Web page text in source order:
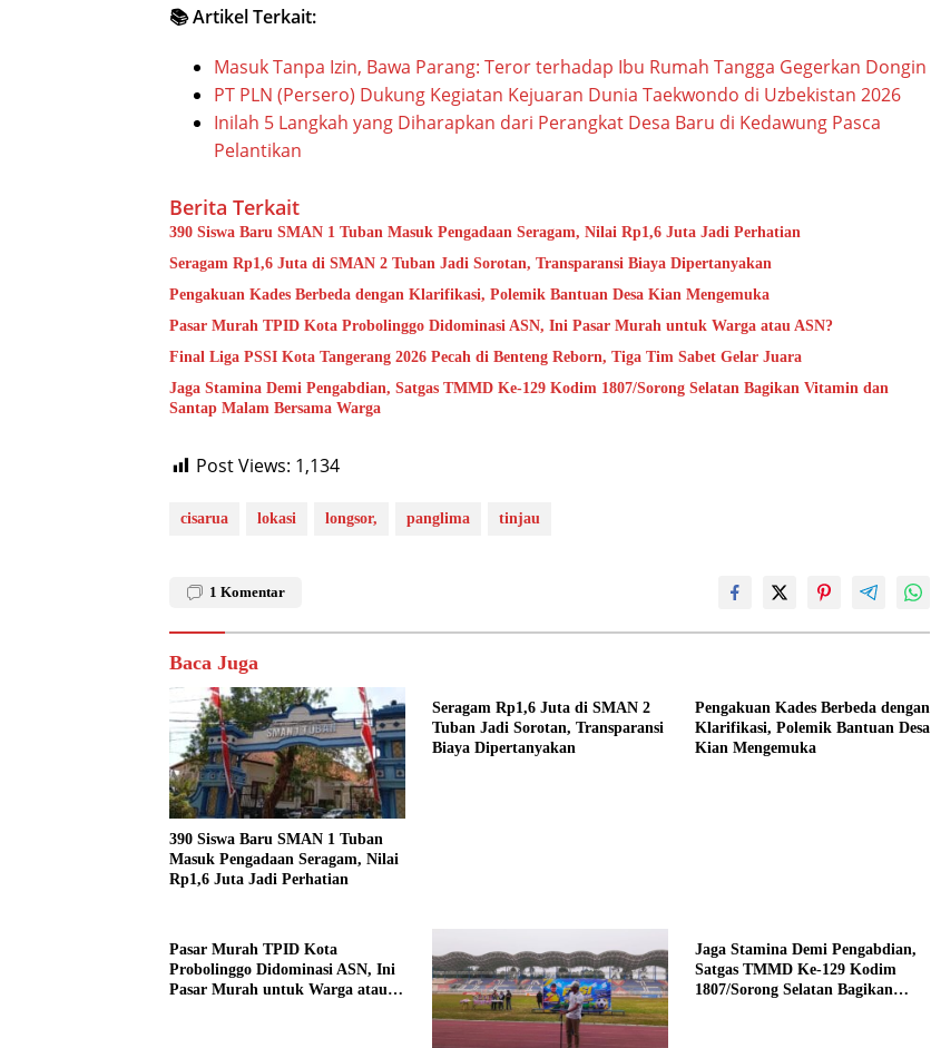
📚 Artikel Terkait:
Masuk Tanpa Izin, Bawa Parang: Teror terhadap Ibu Rumah Tangga Gegerkan Dongin
PT PLN (Persero) Dukung Kegiatan Kejuaran Dunia Taekwondo di Uzbekistan 2026
Inilah 5 Langkah yang Diharapkan dari Perangkat Desa Baru di Kedawung Pasca
Pelantikan
Berita Terkait
390 Siswa Baru SMAN 1 Tuban Masuk Pengadaan Seragam, Nilai Rp1,6 Juta Jadi Perhatian
Seragam Rp1,6 Juta di SMAN 2 Tuban Jadi Sorotan, Transparansi Biaya Dipertanyakan
Pengakuan Kades Berbeda dengan Klarifikasi, Polemik Bantuan Desa Kian Mengemuka
Pasar Murah TPID Kota Probolinggo Didominasi ASN, Ini Pasar Murah untuk Warga atau ASN?
Final Liga PSSI Kota Tangerang 2026 Pecah di Benteng Reborn, Tiga Tim Sabet Gelar Juara
Jaga Stamina Demi Pengabdian, Satgas TMMD Ke-129 Kodim 1807/Sorong Selatan Bagikan Vitamin dan
Santap Malam Bersama Warga
Post Views: 1,134
cisarua lokasi longsor, panglima tinjau
1 Komentar
Baca Juga
390 Siswa Baru SMAN 1 Tuban
Masuk Pengadaan Seragam, Nilai
Rp1,6 Juta Jadi Perhatian
Seragam Rp1,6 Juta di SMAN 2
Tuban Jadi Sorotan, Transparansi
Biaya Dipertanyakan
Pengakuan Kades Berbeda dengan
Klarifikasi, Polemik Bantuan Desa
Kian Mengemuka
Pasar Murah TPID Kota
Probolinggo Didominasi ASN, Ini
Pasar Murah untuk Warga atau
Jaga Stamina Demi Pengabdian,
Satgas TMMD Ke-129 Kodim
1807/Sorong Selatan Bagikan